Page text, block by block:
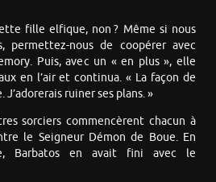
fille elfique, non ? Même si nous
permettez-nous de coopérer avec
Puis, avec un « en plus », elle
en l’air et continua. « La façon de
J’adorerais ruiner ses plans. »
sorciers commencèrent chacun à
le Seigneur Démon de Boue. En
Barbatos en avait fini avec le